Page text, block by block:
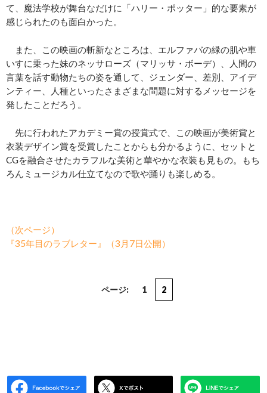
て、魔法学校が舞台なだけに「ハリー・ポッター」的な要素が
感じられたのも面白かった。
また、この映画の斬新なところは、エルファバの緑の肌や車
いすに乗った妹のネッサローズ（マリッサ・ボーデ）、人間の
言葉を話す動物たちの姿を通して、ジェンダー、差別、アイデ
ンティー、人種といったさまざまな問題に対するメッセージを
発したことだろう。
先に行われたアカデミー賞の授賞式で、この映画が美術賞と
衣装デザイン賞を受賞したことからも分かるように、セットと
CGを融合させたカラフルな美術と華やかな衣装も見もの。もち
ろんミュージカル仕立てなので歌や踊りも楽しめる。
（次ページ）
『35年目のラブレター』（3月7日公開）
ページ: 1 2